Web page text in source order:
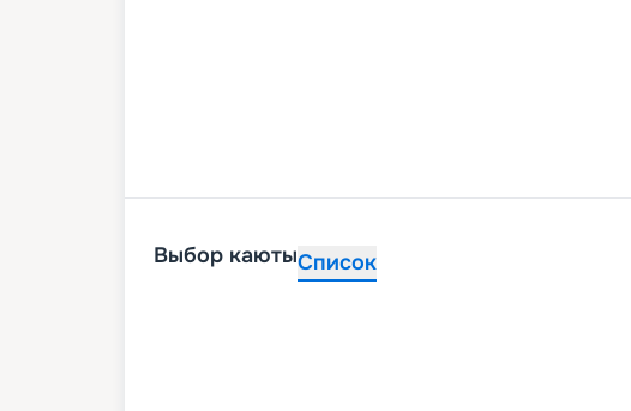
Выбор каютыСписок